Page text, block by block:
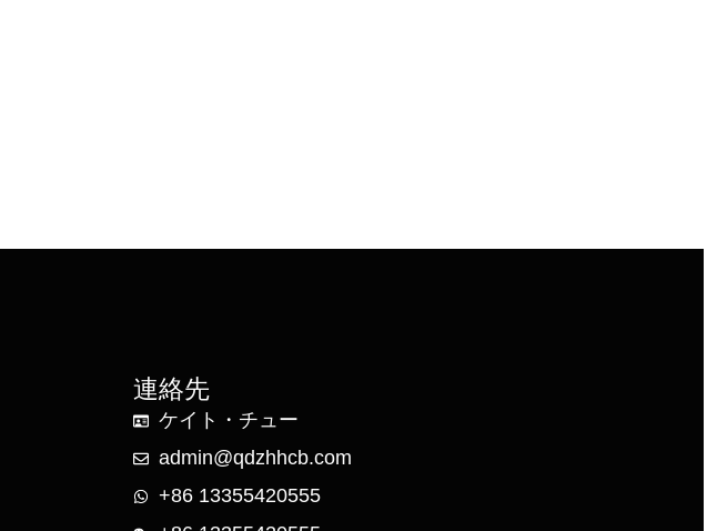
連絡先
ケイト・チュー
admin@qdzhhcb.com
+86 13355420555